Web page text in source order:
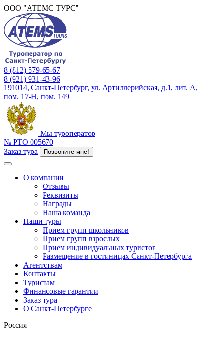
ООО "АТЕМС ТУРС"
8 (812) 579-65-67
8 (921) 931-43-96
191014, Санкт-Петербург, ул. Артиллерийская, д.1, лит. А,
пом. 17-Н, пом. 149
Мы туроператор
№ РТО 005670
Заказ тура
Позвоните мне!
О компании
Отзывы
Реквизиты
Награды
Наша команда
Наши туры
Прием групп школьников
Прием групп взрослых
Прием индивидуальных туристов
Размещение в гостиницах Санкт-Петербурга
Агентствам
Контакты
Туристам
Финансовые гарантии
Заказ тура
О Санкт-Петербурге
Россия